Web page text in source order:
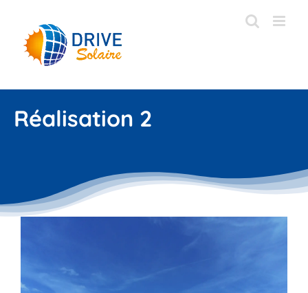
contenu
Réalisation 2